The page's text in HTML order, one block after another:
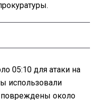
05:10 для атаки на
использовали
около